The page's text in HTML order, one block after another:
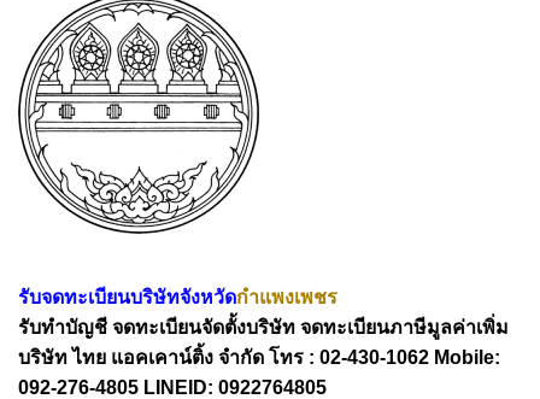
รับจดทะเบียนบริษัทจังหวัดกำแพงเพชร
รับทำบัญชี จดทะเบียนจัดตั้งบริษัท จดทะเบียนภาษีมูลค่าเพิ่ม
บริษัท ไทย แอคเคาน์ติ้ง จำกัด โทร : 02-430-1062 Mobile:
092-276-4805 LINEID: 0922764805